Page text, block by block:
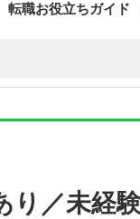
転職お役立ちガイド
り／未経